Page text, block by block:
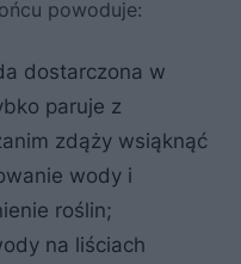
powoduje:
dostarczona w
paruje z
zdąży wsiąknąć
wody i
roślin;
na liściach